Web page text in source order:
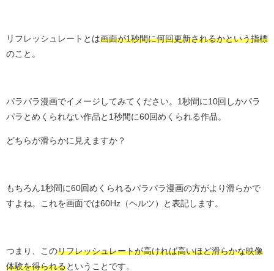
リフレッシュレートとは画面が1秒間に何回更新されるかという指標
のこと。
パラパラ漫画でイメージしてみてください。1秒間に10回しかパラ
パラとめくられない作品と1秒間に60回めくられる作品。
どちらが滑らかに見えますか？
もちろん1秒間に60回めくられるパラパラ漫画の方がより滑らかで
すよね。これを画面では60Hz（ヘルツ）と表記します。
つまり、このリフレッシュレートが高ければ高いほど滑らかな映像
体験を得られる ということです。